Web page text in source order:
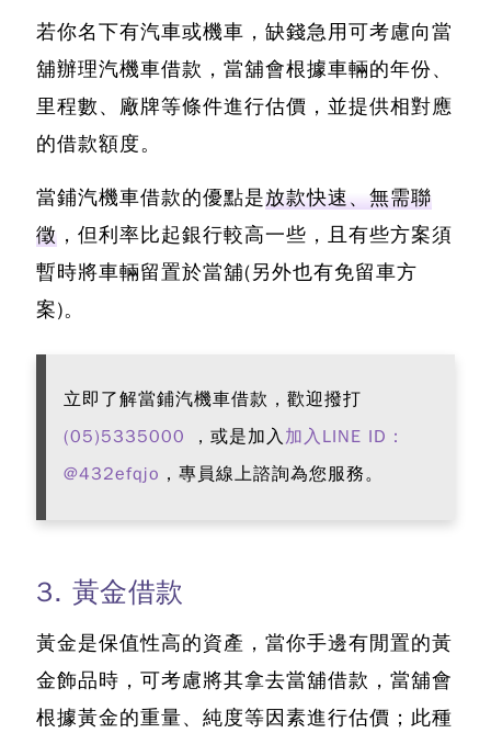
若你名下有汽車或機車， 缺錢急用可考慮向當
舖辦理汽機車借款，當舖會根據車輛的年份、
里程數、廠牌等條件進行估價 ，並提供相對應
的借款額度。
當鋪汽機車借款的優點是放款快速、無需聯
徵 ，但利率比起銀行較高一些，且有些方案須
暫時將車輛留置於當舖(另外也有免留車方
案)。
立即了解當鋪汽機車借款，歡迎撥打
(05)5335000
，或是加入加入LINE ID：
@432efqjo ，專員線上諮詢為您服務。
3. 黃金借款
黃金是保值性高的資產，當你手邊有閒置的黃
金飾品時，可考慮將其拿去當舖借款，當舖會
根據黃金的重量、純度等因素進行估價；此種